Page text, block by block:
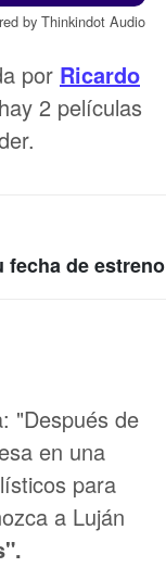
by Thinkindot Audio
por Ricardo
2 películas
fecha de estreno
"Después de
en una
para
a Luján